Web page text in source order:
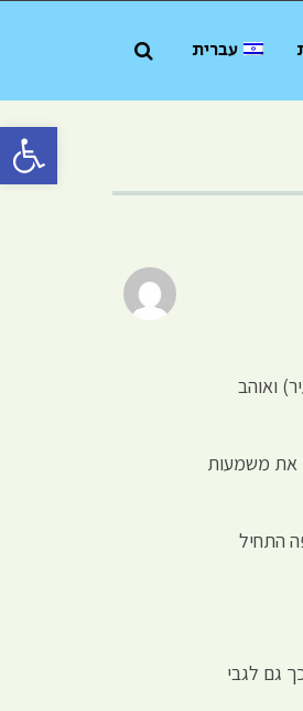
פתח
עברית
ואוהב
לא ידעתי את משמעות
התחיל
גם לגבי